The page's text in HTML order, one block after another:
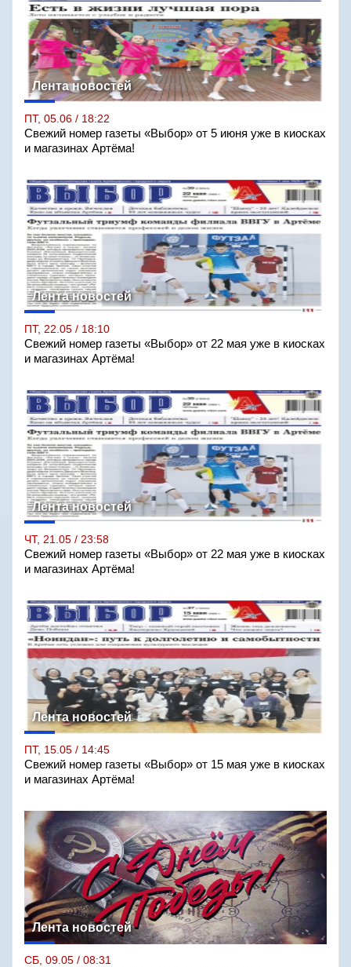
Лента новостей
ПТ, 05.06 / 18:22
Свежий номер газеты «Выбор» от 5 июня уже в киосках
и магазинах Артёма!
Лента новостей
ПТ, 22.05 / 18:10
Свежий номер газеты «Выбор» от 22 мая уже в киосках
и магазинах Артёма!
Лента новостей
ЧТ, 21.05 / 23:58
Свежий номер газеты «Выбор» от 22 мая уже в киосках
и магазинах Артёма!
Лента новостей
ПТ, 15.05 / 14:45
Свежий номер газеты «Выбор» от 15 мая уже в киосках
и магазинах Артёма!
Лента новостей
СБ, 09.05 / 08:31